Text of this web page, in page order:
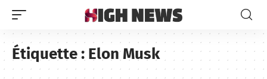
Étiquette :Elon Musk